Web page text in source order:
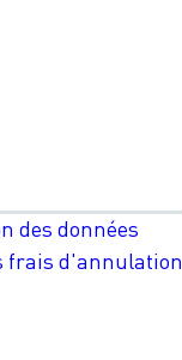
des données
frais d'annulation